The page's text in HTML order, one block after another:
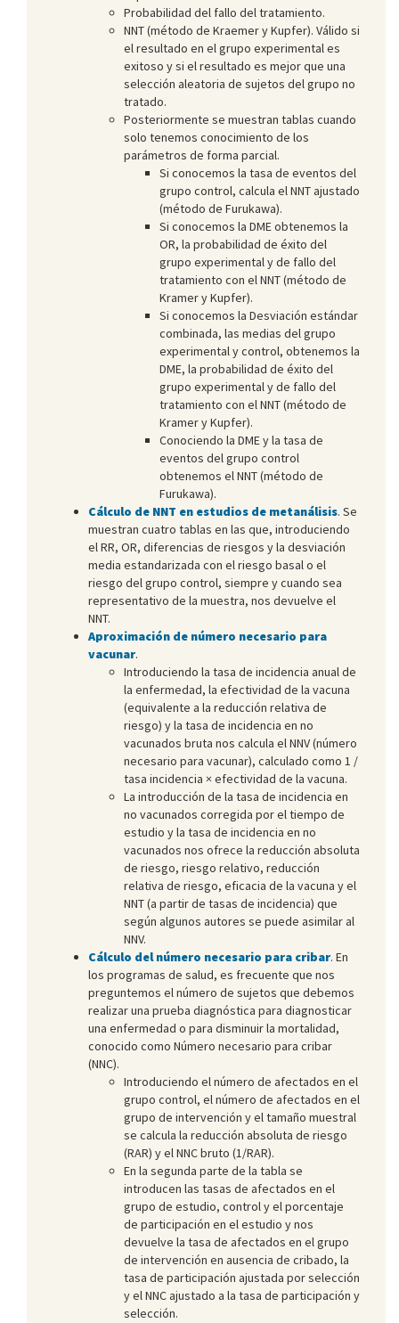
Probabilidad del fallo del tratamiento.
NNT (método de Kraemer y Kupfer). Válido si
el resultado en el grupo experimental es
exitoso y si el resultado es mejor que una
selección aleatoria de sujetos del grupo no
tratado.
Posteriormente se muestran tablas cuando
solo tenemos conocimiento de los
parámetros de forma parcial.
Si conocemos la tasa de eventos del
grupo control, calcula el NNT ajustado
(método de Furukawa).
Si conocemos la DME obtenemos la
OR, la probabilidad de éxito del
grupo experimental y de fallo del
tratamiento con el NNT (método de
Kramer y Kupfer).
Si conocemos la Desviación estándar
combinada, las medias del grupo
experimental y control, obtenemos la
DME, la probabilidad de éxito del
grupo experimental y de fallo del
tratamiento con el NNT (método de
Kramer y Kupfer).
Conociendo la DME y la tasa de
eventos del grupo control
obtenemos el NNT (método de
Furukawa).
Cálculo de NNT en estudios de metanálisis. Se
muestran cuatro tablas en las que, introduciendo
el RR, OR, diferencias de riesgos y la desviación
media estandarizada con el riesgo basal o el
riesgo del grupo control, siempre y cuando sea
representativo de la muestra, nos devuelve el
NNT.
Aproximación de número necesario para
vacunar.
Introduciendo la tasa de incidencia anual de
la enfermedad, la efectividad de la vacuna
(equivalente a la reducción relativa de
riesgo) y la tasa de incidencia en no
vacunados bruta nos calcula el NNV (número
necesario para vacunar), calculado como 1 /
tasa incidencia × efectividad de la vacuna.
La introducción de la tasa de incidencia en
no vacunados corregida por el tiempo de
estudio y la tasa de incidencia en no
vacunados nos ofrece la reducción absoluta
de riesgo, riesgo relativo, reducción
relativa de riesgo, eficacia de la vacuna y el
NNT (a partir de tasas de incidencia) que
según algunos autores se puede asimilar al
NNV.
Cálculo del número necesario para cribar. En
los programas de salud, es frecuente que nos
preguntemos el número de sujetos que debemos
realizar una prueba diagnóstica para diagnosticar
una enfermedad o para disminuir la mortalidad,
conocido como Número necesario para cribar
(NNC).
Introduciendo el número de afectados en el
grupo control, el número de afectados en el
grupo de intervención y el tamaño muestral
se calcula la reducción absoluta de riesgo
(RAR) y el NNC bruto (1/RAR).
En la segunda parte de la tabla se
introducen las tasas de afectados en el
grupo de estudio, control y el porcentaje
de participación en el estudio y nos
devuelve la tasa de afectados en el grupo
de intervención en ausencia de cribado, la
tasa de participación ajustada por selección
y el NNC ajustado a la tasa de participación y
selección.